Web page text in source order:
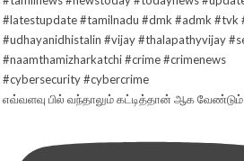
எவ்வளவு பில் வந்தாலும் கட்டித்தான் ஆக வேண்டும்